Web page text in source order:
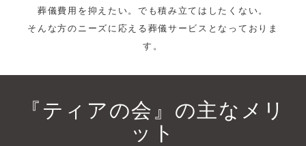
葬儀費用を抑えたい。でも積み立てはしたくない。
そんな方のニーズに応える葬儀サービスとなっておりま
す。
『ティアの会』の主なメリ
ット